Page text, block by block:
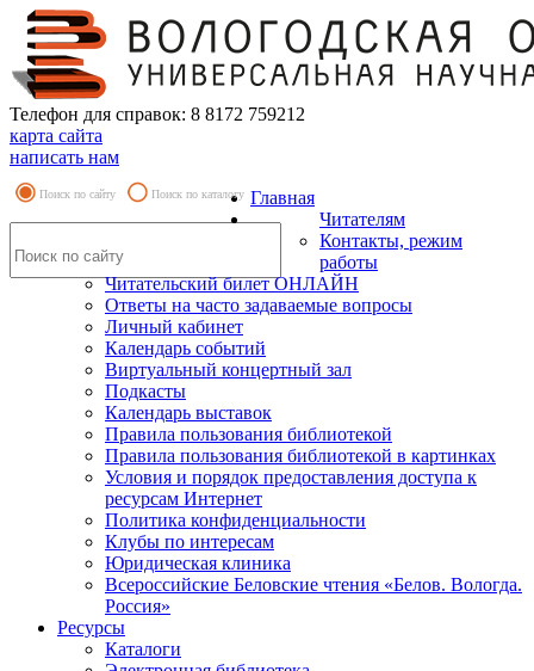
Телефон для справок: 8 8172 759212
карта сайта
написать нам
Поиск по сайту Поиск по каталогу Главная
Читателям
Контакты, режим
работы
Читательский билет ОНЛАЙН
Ответы на часто задаваемые вопросы
Личный кабинет
Календарь событий
Виртуальный концертный зал
Подкасты
Календарь выставок
Правила пользования библиотекой
Правила пользования библиотекой в картинках
Условия и порядок предоставления доступа к
ресурсам Интернет
Политика конфиденциальности
Клубы по интересам
Юридическая клиника
Всероссийские Беловские чтения «Белов. Вологда.
Россия»
Ресурсы
Каталоги